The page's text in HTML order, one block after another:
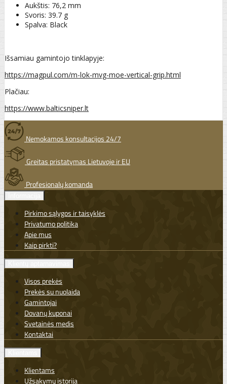
Aukštis: 76,2 mm
Svoris: 39.7 g
Spalva: Black
Išsamiau gamintojo tinklapyje:
https://magpul.com/m-lok-mvg-moe-vertical-grip.html
Plačiau:
https://www.balticsniper.lt
Nemokamos konsultacijos 24/7
Greitas pristatymas Lietuvoje ir EU
Profesionalų komanda
Pirkimo sąlygos ir taisyklės
Privatumo politika
Apie mus
Kaip pirkti?
Visos prekės
Prekės su nuolaida
Gamintojai
Dovanų kuponai
Svetainės medis
Kontaktai
Klientams
Užsakymų istorija